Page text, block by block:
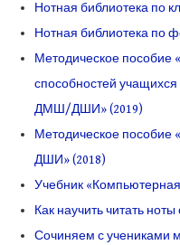
Нотная библиотека по
Нотная библиотека по
Методическое пособие
способностей учащихся
ДМШ/ДШИ» (2019)
Методическое
ДШИ» (2018)
Учебник
Как научить читать ноты
Сочиняем с учениками